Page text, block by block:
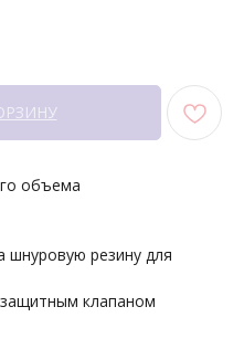
объема
шнуровую резину для
клапаном